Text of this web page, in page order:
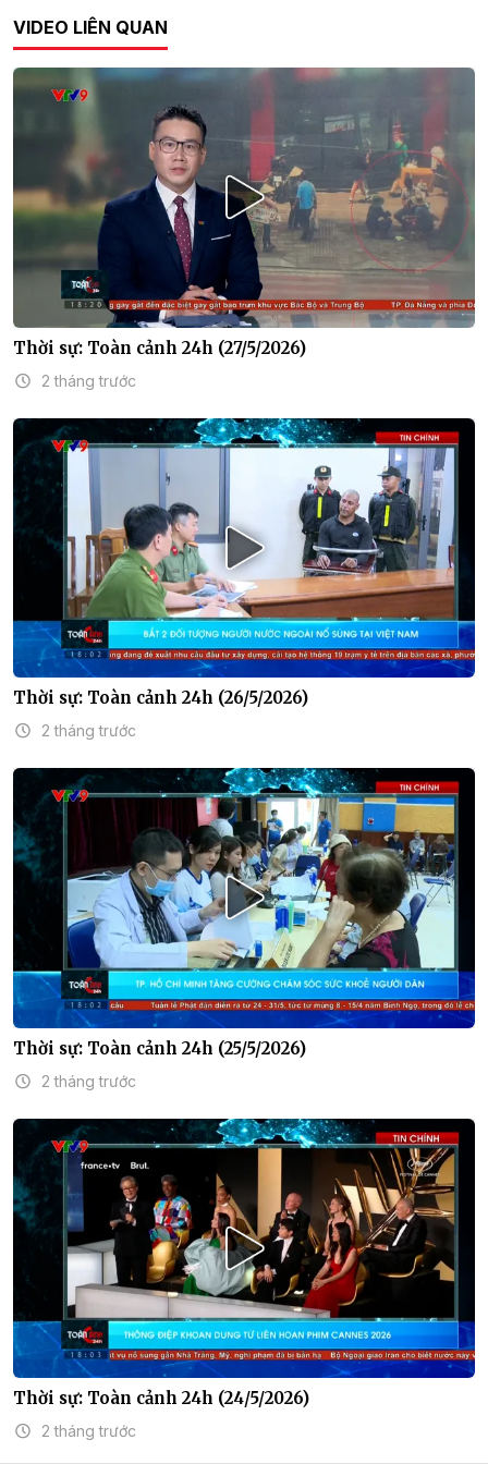
VIDEO LIÊN QUAN
Thời sự: Toàn cảnh 24h (27/5/2026)
2 tháng trước
Thời sự: Toàn cảnh 24h (26/5/2026)
2 tháng trước
Thời sự: Toàn cảnh 24h (25/5/2026)
2 tháng trước
Thời sự: Toàn cảnh 24h (24/5/2026)
2 tháng trước